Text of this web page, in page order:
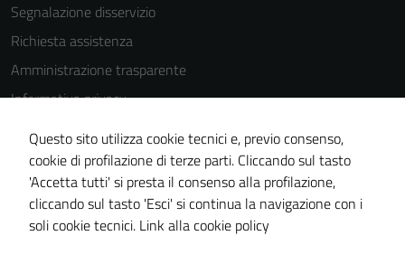
Segnalazione disservizio
Richiesta assistenza
Amministrazione trasparente
Informativa privacy
Cookie Policy
Note legali
Dichiarazione di accessibilità
Piano di miglioramento del sito
Questo sito utilizza cookie tecnici e, previo consenso,
cookie di profilazione di terze parti. Cliccando sul tasto
'Accetta tutti' si presta il consenso alla profilazione,
cliccando sul tasto 'Esci' si continua la navigazione con i
soli cookie tecnici. Link alla cookie policy